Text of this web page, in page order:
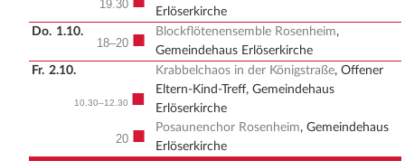
19.30
Erlöserkirche
Do. 1.10.
18–20 ■ Blockflötenensemble Rosenheim,
Gemeindehaus Erlöserkirche
Fr. 2.10.
10.30–12.30 ■
Krabbelchaos in der Königstraße, Offener
Eltern-Kind-Treff, Gemeindehaus
Erlöserkirche
20 ■ Posaunenchor Rosenheim, Gemeindehaus
Erlöserkirche